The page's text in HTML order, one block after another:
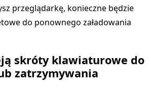
przeglądarkę, konieczne będzie
do ponownego załadowania
skróty klawiaturowe do
zatrzymywania